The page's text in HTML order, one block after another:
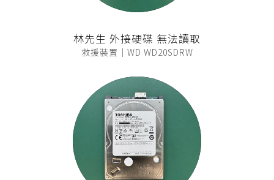
林先生 外接硬碟 無法讀取
救援裝置｜WD WD20SDRW